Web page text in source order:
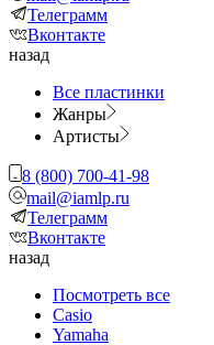
Телеграмм
Вконтакте
назад
Все пластинки
Жанры
Артисты
8 (800) 700-41-98
mail@iamlp.ru
Телеграмм
Вконтакте
назад
Посмотреть все
Casio
Yamaha